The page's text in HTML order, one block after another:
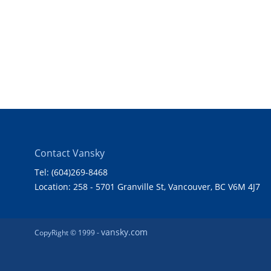
Contact Vansky
Tel: (604)269-8468
Location: 258 - 5701 Granville St, Vancouver, BC V6M 4J7
CopyRight © 1999 -vansky.com